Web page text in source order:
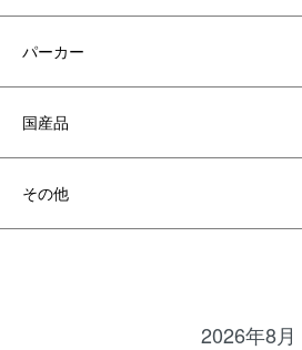
パーカー
国産品
その他
2026年8月